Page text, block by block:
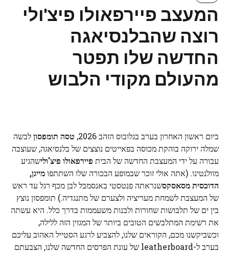
המעצב פיירפאולו פיצ'ולי
רוצה שהבלנסיאגה
החדשה שלו תפטר
מהעולם מקודי הלבוש
ביום ראשון האחרון בערב בגלובוס הזהב 2026, טסה תומפסוןלבשה
שמלה ירוקה בוהקת מכוסה בפאייטים נוצצים של בלנסיאגה, שעוצבה
עבורה על ידי המעצבת החדשה של הבית פיירפאולו פיצ'ולישהגיע
מוולנטינו. (אתה אולי זוכר שבמופע הבכורה שלו השתתפומייגן,
הדוכסית מסאסקסשנראתה פנטסטי באנסמבל לבן מכף רגל עד ראש
של המעצבת לשמחת מעריציה ולצערם של מתנגדיה.) תומפסון נוצץ
בין ים של תלבושות שחורות ולבנות משעממות בדרך כלל. היא עשתה
את רשימת המתלבשים הטובים ביותר של המגזין הזה ללילה,
וכשביקשנו מכם, הקוראים שלנו, להצביע לרגע הסטייל האהוב עליכם
בערב ל-leatherboard של עונת הפרסים החדשה שלנו, הצבעתם